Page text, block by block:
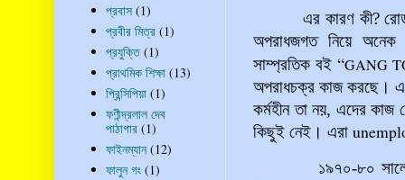
এর কারণ কী? রোডস
অপরাধজগত নিয়ে অনেক
সাম্প্রতিক বই “GANG
অপরাধচক্র কাজ করছে।
কর্মহীন তা নয়, এদের কাজ
কিছুই নেই। এরা
১৯৭০-৮০
প্রবাস (1)
প্রবীর মিত্র (1)
প্রযুক্তি (1)
প্রাথমিক শিক্ষা (13)
প্রিন্সিপিয়া (1)
ফণীন্দ্রলাল দেব
পাঠাগার (1)
ফাইনম্যান (12)
ফালুন গং (1)